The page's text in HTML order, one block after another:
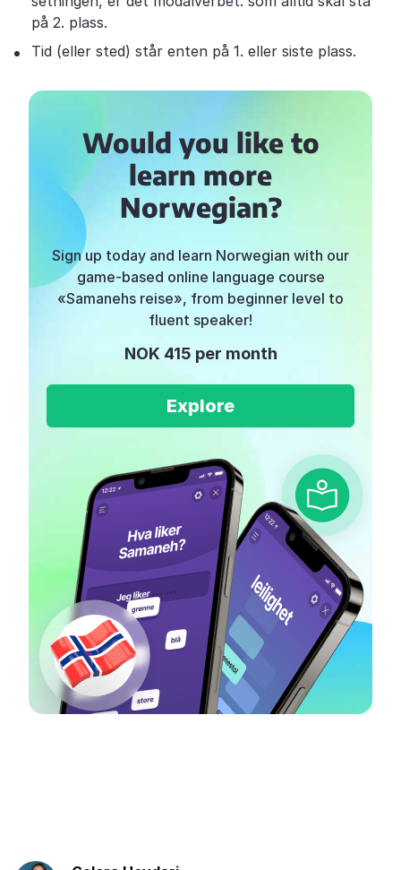
på 2. plass.
Tid (eller sted) står enten på 1. eller siste plass.
Would you like to
learn more
Norwegian?
Sign up today and learn Norwegian with our
game-based online language course
«Samanehs reise», from beginner level to
fluent speaker!
NOK 415 per month
Explore